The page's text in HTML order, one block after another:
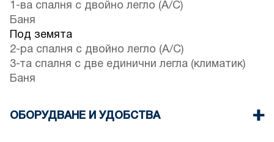
1-ва спалня с двойно легло (A/C)
Баня
Под земята
2-ра спалня с двойно легло (A/C)
3-та спалня с две единични легла (климатик)
Баня
ОБОРУДВАНЕ И УДОБСТВА